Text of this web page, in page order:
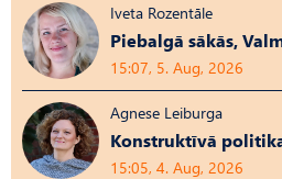
Iveta Rozentāle
Piebalgā sākās,
15:07, 5. Aug, 2026
Agnese Leiburga
Konstruktīvā
15:05, 4. Aug, 2026